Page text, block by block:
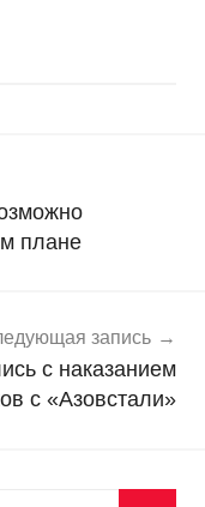
плане
запись
с наказанием
с «Азовстали»